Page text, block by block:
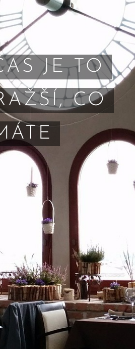
JE TO
CO